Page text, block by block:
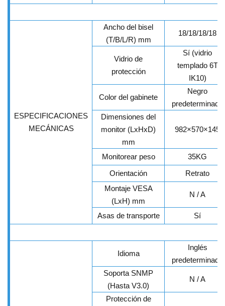
ESPECIFICACIONES
MECÁNICAS
Ancho del bisel
(T/B/L/R) mm
18/18/18/18
Vidrio de
protección
Sí (vidrio
templado 6T
IK10)
Color del gabinete
Negro
predeterminado
Dimensiones del
monitor (LxHxD)
mm
982×570×145
Monitorear peso
35KG
Orientación
Retrato
Montaje VESA
(LxH) mm
N / A
Asas de transporte Sí
Idioma
Inglés
predeterminado
Soporta SNMP
(Hasta V3.0)
N / A
Protección de